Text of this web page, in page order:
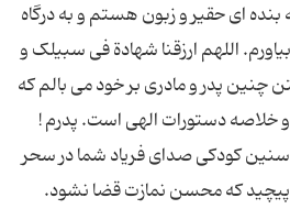
بنده اى حقیر و زبون هستم و به درگاه
اللهم ارزقنا شهادة فى سبیلک و
چنین پدر و مادرى بر خود مى بالم که
و خلاصه دستورات الهى است. پدرم !
سنین کودکى صداى فریاد شما در سحر
پیچید که محسن نمازت قضا نشود.